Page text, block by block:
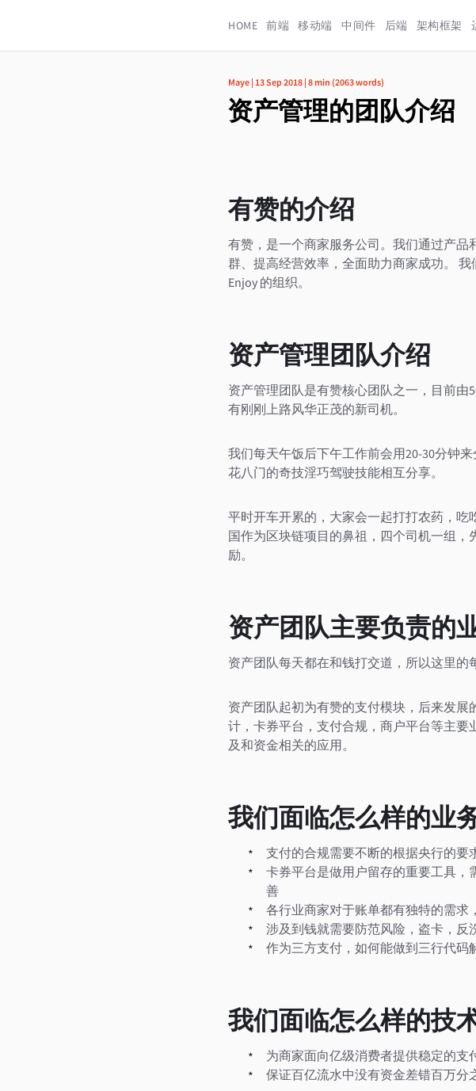
HOME 前端 移动端 中间件 后端 架构框架
Maye | 13 Sep 2018 | 8 min (2063words)
资产管理的团队介绍
有赞的介绍
有赞，是一个商家服务公司。我们通过产
群、提高经营效率，全面助力商家成功。
Enjoy 的组织。
资产管理团队介绍
资产管理团队是有赞核心团队之一，目前
有刚刚上路风华正茂的新司机。
我们每天午饭后下午工作前会用20-30分钟
花八门的奇技淫巧驾驶技能相互分享。
平时开车开累的，大家会一起打打农药，
国作为区块链项目的鼻祖，四个司机一组
励。
资产团队主要负责的
资产团队每天都在和钱打交道，所以这里的
资产团队起初为有赞的支付模块，后来发
计，卡券平台，支付合规，商户平台等主
及和资金相关的应用。
我们面临怎么样的业
支付的合规需要不断的根据央行的要
卡券平台是做用户留存的重要工具
善
各行业商家对于账单都有独特的需
涉及到钱就需要防范风险，盗卡，反
作为三方支付，如何能做到三行代码
我们面临怎么样的技
为商家面向亿级消费者提供稳定的支
保证百亿流水中没有资金差错百万分